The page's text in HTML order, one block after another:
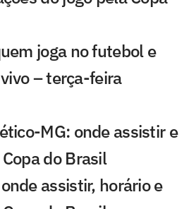
joga no futebol e
– terça-feira
MG: onde assistir e
do Brasil
assistir, horário e